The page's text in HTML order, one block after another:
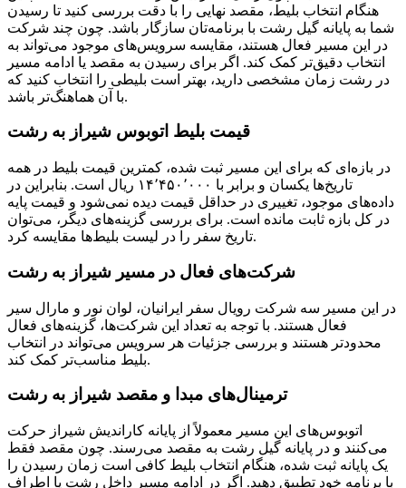
هنگام انتخاب بلیط، مقصد نهایی را با دقت بررسی کنید تا رسیدن
شما به پایانه گیل رشت با برنامه‌تان سازگار باشد. چون چند شرکت
در این مسیر فعال هستند، مقایسه سرویس‌های موجود می‌تواند به
انتخاب دقیق‌تر کمک کند. اگر برای رسیدن به مقصد یا ادامه مسیر
در رشت زمان مشخصی دارید، بهتر است بلیطی را انتخاب کنید که
با آن هماهنگ‌تر باشد.
قیمت بلیط اتوبوس شیراز به رشت
در بازه‌ای که برای این مسیر ثبت شده، کمترین قیمت بلیط در همه
تاریخ‌ها یکسان و برابر با ۱۴٬۴۵۰٬۰۰۰ ریال است. بنابراین در
داده‌های موجود، تغییری در حداقل قیمت دیده نمی‌شود و قیمت پایه
در کل بازه ثابت مانده است. برای بررسی گزینه‌های دیگر، می‌توان
تاریخ سفر را در لیست بلیط‌ها مقایسه کرد.
شرکت‌های فعال در مسیر شیراز به رشت
در این مسیر سه شرکت رویال سفر ایرانیان، لوان نور و مارال سیر
فعال هستند. با توجه به تعداد این شرکت‌ها، گزینه‌های فعال
محدودتر هستند و بررسی جزئیات هر سرویس می‌تواند در انتخاب
بلیط مناسب‌تر کمک کند.
ترمینال‌ها‏ی مبدا و مقصد شیراز به رشت
اتوبوس‌های این مسیر معمولاً از پایانه کاراندیش شیراز حرکت
می‌کنند و در پایانه گیل رشت به مقصد می‌رسند. چون مقصد فقط
یک پایانه ثبت شده، هنگام انتخاب بلیط کافی است زمان رسیدن را
با برنامه خود تطبیق دهید. اگر در ادامه مسیر داخل رشت یا اطراف